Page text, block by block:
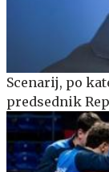
Scenarij, po
predsednik